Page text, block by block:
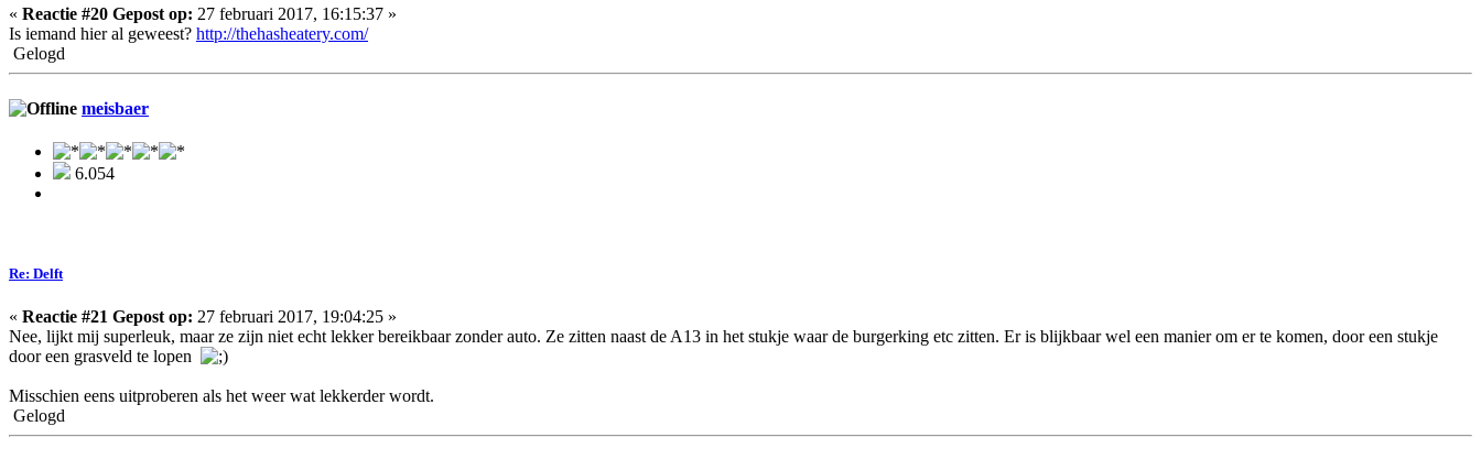
« Reactie #20 Gepost op: 27 februari 2017, 16:15:37 »
Is iemand hier al geweest? http://thehasheatery.com/
Gelogd
meisbaer
6.054
Re: Delft
« Reactie #21 Gepost op: 27 februari 2017, 19:04:25 »
Nee, lijkt mij superleuk, maar ze zijn niet echt lekker bereikbaar zonder auto. Ze zitten naast de A13 in het stukje waar de burgerking etc zitten. Er is blijkbaar wel een manier om er te komen, door een stukje
door een grasveld te lopen
Misschien eens uitproberen als het weer wat lekkerder wordt.
Gelogd